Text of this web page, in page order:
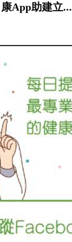
康App助建立...